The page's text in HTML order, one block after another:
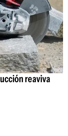
reaviva